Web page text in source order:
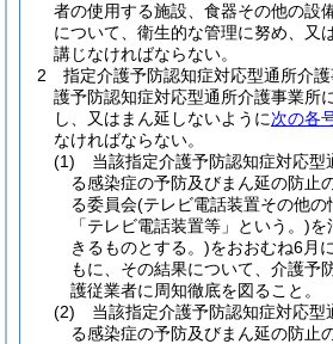
者の使用する施設、食器その他の設
について、衛生的な管理に努め、又
講じなければならない。
2
指定介護予防認知症対応型通所介
護予防認知症対応型通所介護事業所
し、又はまん延しないように次の各
なければならない。
(1)
当該指定介護予防認知症対応型
る感染症の予防及びまん延の防止
る委員会(テレビ電話装置その他の
「テレビ電話装置等」という。)を
きるものとする。)をおおむね6月
もに、その結果について、介護予
護従業者に周知徹底を図ること。
(2)
当該指定介護予防認知症対応型
る感染症の予防及びまん延の防止